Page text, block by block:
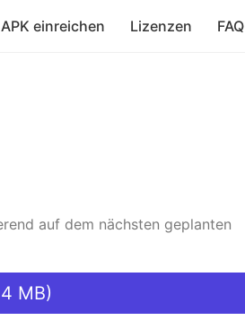
APK einreichen Lizenzen FAQ
auf dem nächsten geplanten
MB)